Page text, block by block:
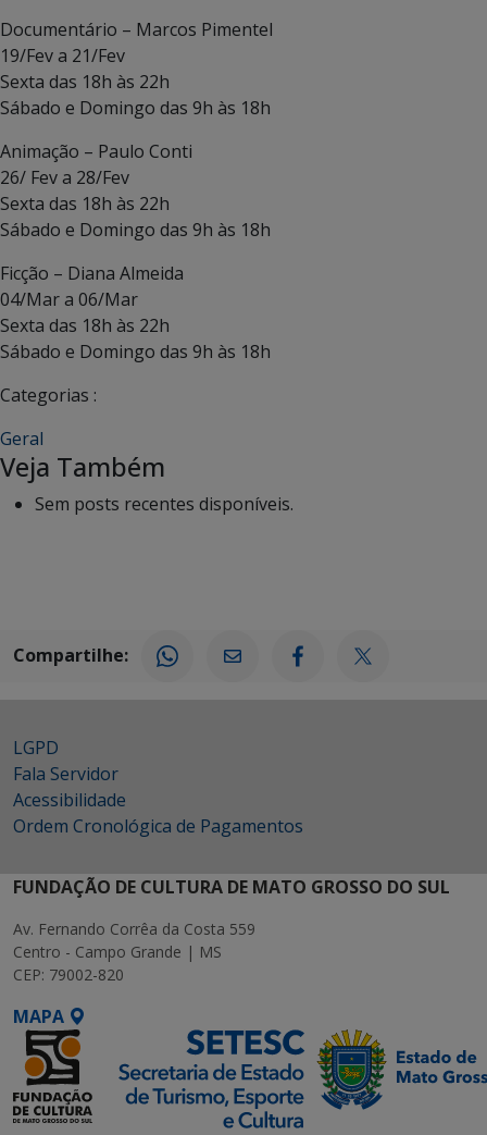
Documentário – Marcos Pimentel
19/Fev a 21/Fev
Sexta das 18h às 22h
Sábado e Domingo das 9h às 18h
Animação – Paulo Conti
26/ Fev a 28/Fev
Sexta das 18h às 22h
Sábado e Domingo das 9h às 18h
Ficção – Diana Almeida
04/Mar a 06/Mar
Sexta das 18h às 22h
Sábado e Domingo das 9h às 18h
Categorias :
Geral
Veja Também
Sem posts recentes disponíveis.
Compartilhe:
LGPD
Fala Servidor
Acessibilidade
Ordem Cronológica de Pagamentos
FUNDAÇÃO DE CULTURA DE MATO GROSSO DO SUL
Av. Fernando Corrêa da Costa 559
Centro - Campo Grande | MS
CEP: 79002-820
MAPA